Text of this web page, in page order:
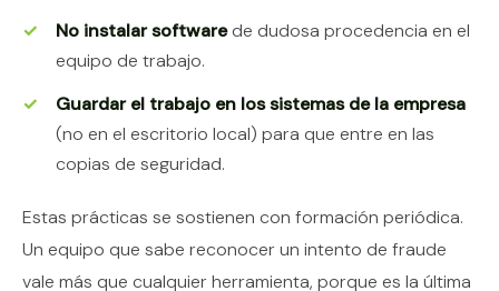
No instalar softwarede dudosa procedencia en el
equipo de trabajo.
Guardar el trabajo en los sistemas de la empresa
(no en el escritorio local) para que entre en las
copias de seguridad.
Estas prácticas se sostienen con formación periódica.
Un equipo que sabe reconocer un intento de fraude
vale más que cualquier herramienta, porque es la última